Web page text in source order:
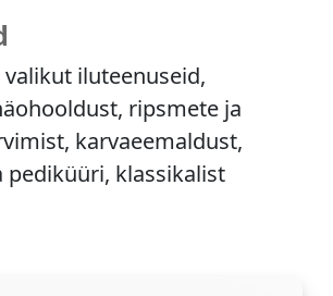
valikut iluteenuseid,
ripsmete ja
karvaeemaldust,
pediküüri, klassikalist